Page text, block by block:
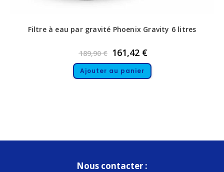
Filtre à eau par gravité Phoenix Gravity 6 litres
189,90€ 161,42 €
Ajouter au panier
Nous contacter :